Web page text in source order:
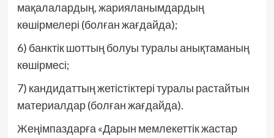
мақалалардың, жарияланымдардың
көшірмелері (болған жағдайда);
6) банктік шоттың болуы туралы анықтаманың
көшірмесі;
7) кандидаттың жетістіктері туралы растайтын
материалдар (болған жағдайда).
Жеңімпаздарға «Дарын мемлекеттік жастар